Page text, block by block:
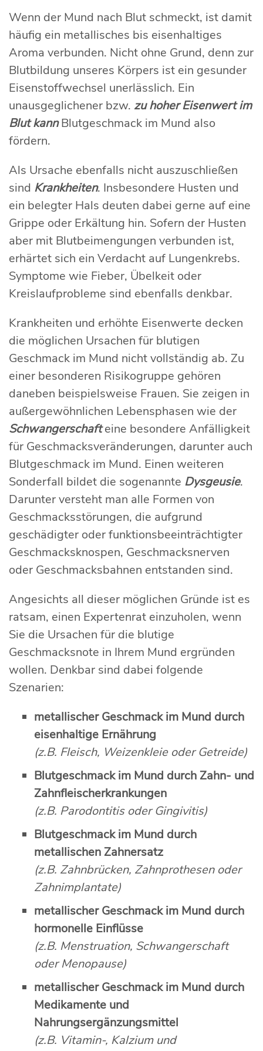
Wenn der Mund nach Blut schmeckt, ist damit
häufig ein metallisches bis eisenhaltiges
Aroma verbunden. Nicht ohne Grund, denn zur
Blutbildung unseres Körpers ist ein gesunder
Eisenstoffwechsel unerlässlich. Ein
unausgeglichener bzw. zu hoher Eisenwert im
Blut kannBlutgeschmack im Mund also
fördern.
Als Ursache ebenfalls nicht auszuschließen
sind Krankheiten. Insbesondere Husten und
ein belegter Hals deuten dabei gerne auf eine
Grippe oder Erkältung hin. Sofern der Husten
aber mit Blutbeimengungen verbunden ist,
erhärtet sich ein Verdacht auf Lungenkrebs.
Symptome wie Fieber, Übelkeit oder
Kreislaufprobleme sind ebenfalls denkbar.
Krankheiten und erhöhte Eisenwerte decken
die möglichen Ursachen für blutigen
Geschmack im Mund nicht vollständig ab. Zu
einer besonderen Risikogruppe gehören
daneben beispielsweise Frauen. Sie zeigen in
außergewöhnlichen Lebensphasen wie der
Schwangerschafteine besondere Anfälligkeit
für Geschmacksveränderungen, darunter auch
Blutgeschmack im Mund. Einen weiteren
Sonderfall bildet die sogenannte Dysgeusie.
Darunter versteht man alle Formen von
Geschmacksstörungen, die aufgrund
geschädigter oder funktionsbeeinträchtigter
Geschmacksknospen, Geschmacksnerven
oder Geschmacksbahnen entstanden sind.
Angesichts all dieser möglichen Gründe ist es
ratsam, einen Expertenrat einzuholen, wenn
Sie die Ursachen für die blutige
Geschmacksnote in Ihrem Mund ergründen
wollen. Denkbar sind dabei folgende
Szenarien:
metallischer Geschmack im Mund durch
eisenhaltige Ernährung
(z.B. Fleisch, Weizenkleie oder Getreide)
Blutgeschmack im Mund durch Zahn- und
Zahnfleischerkrankungen
(z.B. Parodontitis oder Gingivitis)
Blutgeschmack im Mund durch
metallischen Zahnersatz
(z.B. Zahnbrücken, Zahnprothesen oder
Zahnimplantate)
metallischer Geschmack im Mund durch
hormonelle Einflüsse
(z.B. Menstruation, Schwangerschaft
oder Menopause)
metallischer Geschmack im Mund durch
Medikamente und
Nahrungsergänzungsmittel
(z.B. Vitamin-, Kalzium und